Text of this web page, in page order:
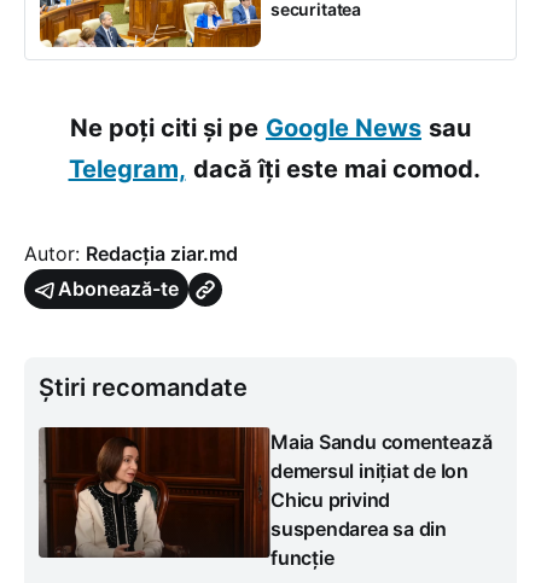
securitatea
Ne poți citi și pe Google News sau
Telegram, dacă îți este mai comod.
Autor: Redacția ziar.md
Abonează-te
Știri recomandate
Maia Sandu comentează
demersul inițiat de Ion
Chicu privind
suspendarea sa din
funcție